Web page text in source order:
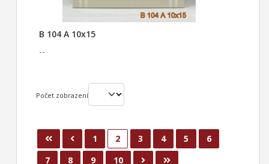
B 104 A 10x15
--
Počet zobrazení
1 2 3 4 5
6
7
8 9 10